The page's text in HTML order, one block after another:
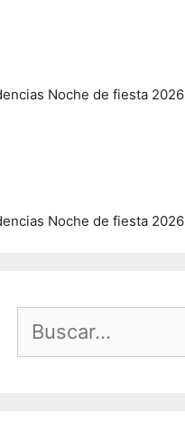
Noche de fiesta 2026
Noche de fiesta 2026